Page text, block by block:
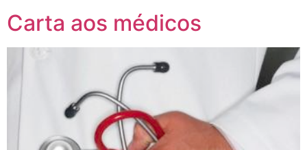
Carta aos médicos